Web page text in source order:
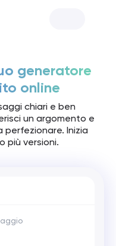
generatore
online
chiari e ben
un argomento e
Inizia
più versioni.